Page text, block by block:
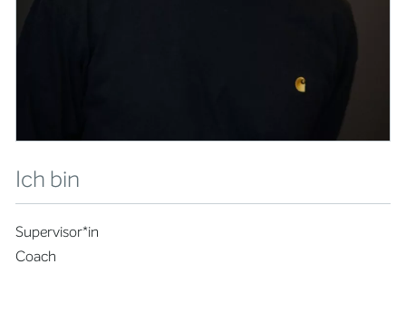
Ich bin
Supervisor*in
Coach